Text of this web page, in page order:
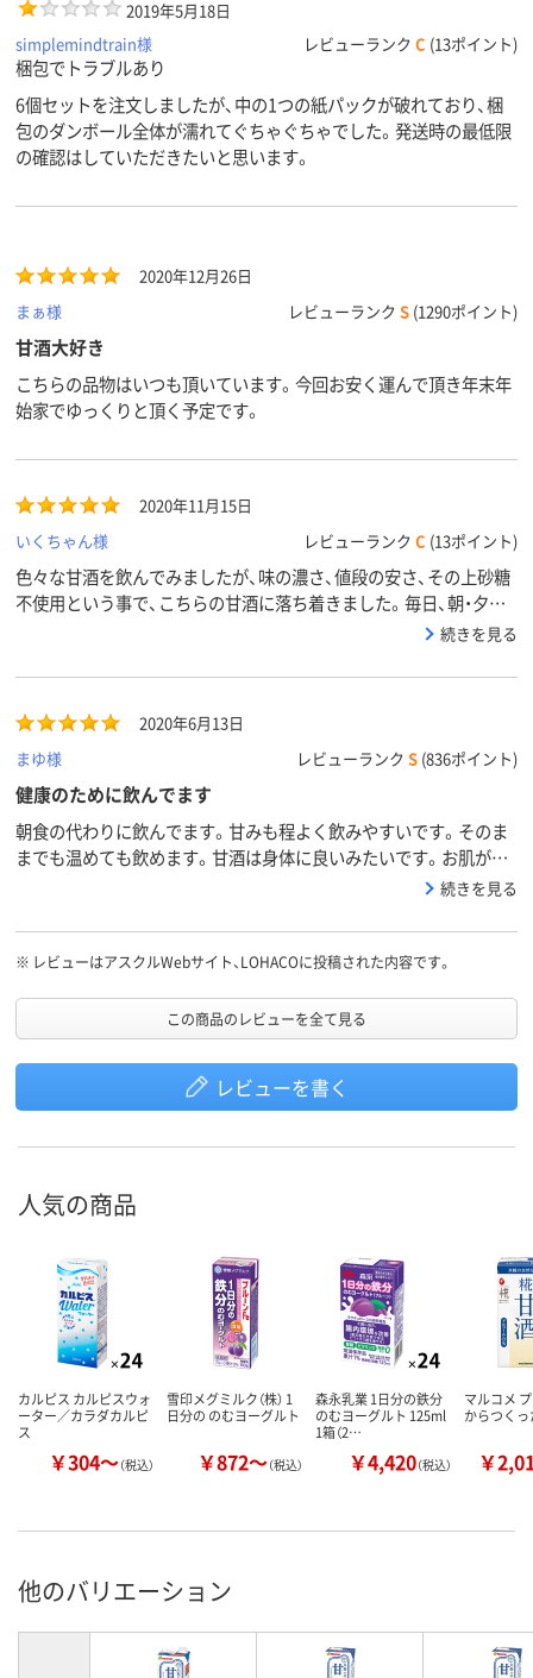
2019年5月18日
simplemindtrain様
レビューランク C (13ポイント)
梱包でトラブルあり
6個セットを注文しましたが、中の1つの紙パックが破れており、梱
包のダンボール全体が濡れてぐちゃぐちゃでした。発送時の最低限
の確認はしていただきたいと思います。
2020年12月26日
まぁ様
レビューランク S (1290ポイント)
甘酒大好き
こちらの品物はいつも頂いています。今回お安く運んで頂き年末年
始家でゆっくりと頂く予定です。
2020年11月15日
いくちゃん様
レビューランク C (13ポイント)
色々な甘酒を飲んでみましたが、味の濃さ、値段の安さ、その上砂糖
不使用という事で、こちらの甘酒に落ち着きました。毎日、朝・夕に
飲んでいます。お腹の調子もよいようです。ずっとこの甘酒を飲む
続きを見る
2020年6月13日
まゆ様
レビューランク S (836ポイント)
健康のために飲んでます
朝食の代わりに飲んでます。甘みも程よく飲みやすいです。そのま
までも温めても飲めます。甘酒は身体に良いみたいです。お肌が綺
続きを見る
※ レビューはアスクルWebサイト、LOHACOに投稿された内容です。
この商品のレビューを全て見る
レビューを書く
人気の商品
カルピス カルピスウォ
ーター／カラダカルピ
ス
￥304～（税込）
雪印メグミルク（株） 1
日分の のむヨーグルト
￥872～（税込）
森永乳業 1日分の鉄分
のむヨーグルト 125ml
1箱（2…
￥4,420（税込）
マルコメ
からつく
￥
他のバリエーション